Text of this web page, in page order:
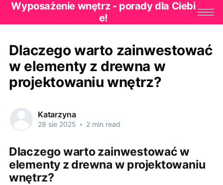
Wyposażenie wnętrz - porady dla Ciebi
e!
Dlaczego warto zainwestować
w elementy z drewna w
projektowaniu wnętrz?
Katarzyna
28 sie 2025 • 2 min read
Dlaczego warto zainwestować w
elementy z drewna w projektowaniu
wnętrz?